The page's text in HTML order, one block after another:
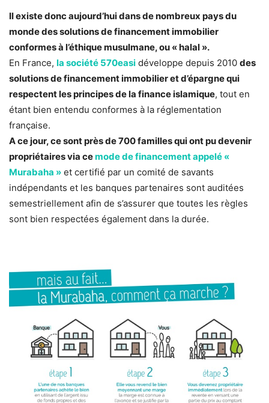
Il existe donc aujourd’hui dans de nombreux pays du
monde des solutions de financement immobilier
conformes à l’éthique musulmane, ou « halal ».
En France, la société 570easi développe depuis 2010 des
solutions de financement immobilier et d’épargne qui
respectent les principes de la finance islamique, tout en
étant bien entendu conformes à la réglementation
française.
A ce jour, ce sont près de 700 familles qui ont pu devenir
propriétaires via cemode de financement appelé «
Murabaha » et certifié par un comité de savants
indépendants et les banques partenaires sont auditées
semestriellement afin de s’assurer que toutes les règles
sont bien respectées également dans la durée.